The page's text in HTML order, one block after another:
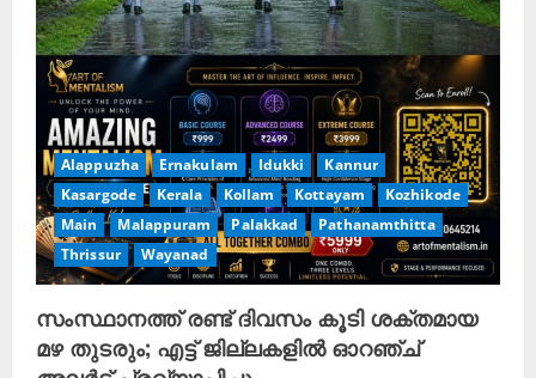
Alappuzha Ernakulam Idukki
Kannur
Kasargode
Kerala Kollam Kottayam
Kozhikode
Main
Malappuram Palakkad
Pathanamthitta
Thrissur
Wayanad
സംസ്ഥാനത്ത് രണ്ട് ദിവസം കൂടി ശക്തമായ
മഴ തുടരും; എട്ട് ജില്ലകളിൽ ഓറഞ്ച്